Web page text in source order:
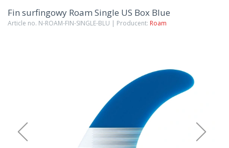
Fin surfingowy Roam Single US Box Blue
Article no. N-ROAM-FIN-SINGLE-BLU | Producent: Roam